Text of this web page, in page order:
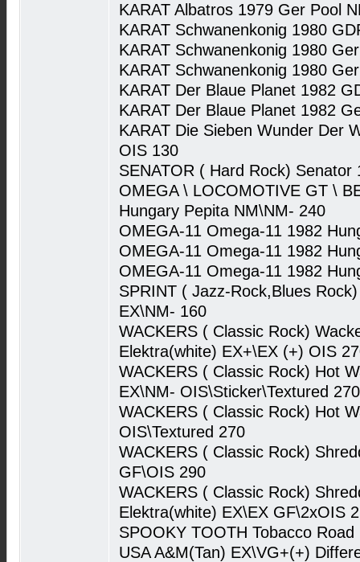
KARAT Albatros 1979 Ger Pool
KARAT Schwanenkonig 1980
KARAT Schwanenkonig 1980
KARAT Schwanenkonig 1980
KARAT Der Blaue Planet 1982
KARAT Der Blaue Planet 1982
KARAT Die Sieben Wunder Der
OIS 130
SENATOR ( Hard Rock)
OMEGA \ LOCOMOTIVE GT \
Hungary Pepita NM\NM- 240
OMEGA-11 Omega-11 1982
OMEGA-11 Omega-11 1982
OMEGA-11 Omega-11 1982
SPRINT ( Jazz-Rock,Blues
EX\NM- 160
WACKERS ( Classic Rock)
Elektra(white) EX+\EX (+) OIS
WACKERS ( Classic Rock) Hot
EX\NM- OIS\Sticker\Textured 270
WACKERS ( Classic Rock) Hot
OIS\Textured 270
WACKERS ( Classic Rock)
GF\OIS 290
WACKERS ( Classic Rock)
Elektra(white) EX\EX GF\2xOIS
SPOOKY TOOTH Tobacco
USA A&M(Tan) EX\VG+(+)